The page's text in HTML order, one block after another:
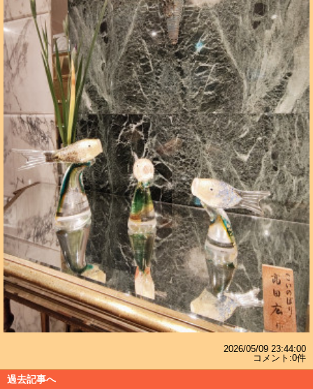
2026/05/09 23:44:00
コメント:0件
過去記事へ